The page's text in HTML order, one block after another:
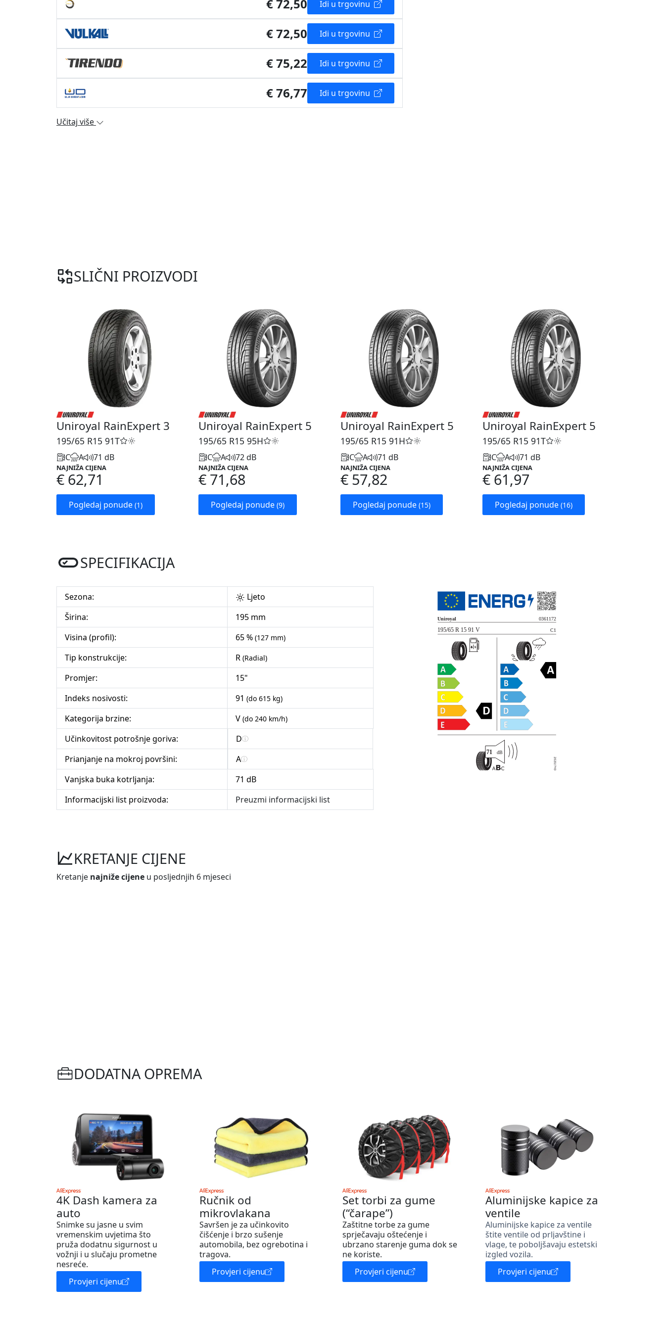
€ 72,50 Idi u trgovinu
€ 72,50 Idi u trgovinu
€ 75,22 Idi u trgovinu
€ 76,77 Idi u trgovinu
Učitaj više
SLIČNI PROIZVODI
Uniroyal RainExpert 3
195/65 R15 91T
C A 71 dB
NAJNIŽA CIJENA
€ 62,71
Pogledaj ponude (1)
Uniroyal RainExpert 5
195/65 R15 95H
C A 72 dB
NAJNIŽA CIJENA
€ 71,68
Pogledaj ponude (9)
Uniroyal RainExpert 5
195/65 R15 91H
C A 71 dB
NAJNIŽA CIJENA
€ 57,82
Pogledaj ponude (15)
Uniroyal RainExpert 5
195/65 R15 91T
C A 71 dB
NAJNIŽA CIJENA
€ 61,97
Pogledaj ponude (16)
SPECIFIKACIJA
Sezona:
Ljeto
Širina:
195 mm
Visina (profil):
65 % (127 mm)
Tip konstrukcije: R (Radial)
Promjer:
15"
Indeks nosivosti:
91 (do 615 kg)
Kategorija brzine: V (do 240 km/h)
Učinkovitost potrošnje goriva:
D
Prianjanje na mokroj površini:
A
Vanjska buka kotrljanja:
71 dB
Informacijski list proizvoda:
Preuzmi informacijski list
KRETANJE CIJENE
Kretanje najniže cijene u posljednjih 6 mjeseci
DODATNA OPREMA
4K Dash kamera za
auto
Snimke su jasne u svim
vremenskim uvjetima što
pruža dodatnu sigurnost u
vožnji i u slučaju prometne
nesreće.
Provjeri cijenu
Ručnik od
mikrovlakana
Savršen je za učinkovito
čišćenje i brzo sušenje
automobila, bez ogrebotina i
tragova.
Provjeri cijenu
Set torbi za gume
(“čarape”)
Zaštitne torbe za gume
sprječavaju oštećenje i
ubrzano starenje guma dok se
ne koriste.
Provjeri cijenu
Aluminijske kapice za
ventile
Aluminijske kapice za ventile
štite ventile od prljavštine i
vlage, te poboljšavaju estetski
izgled vozila.
Provjeri cijenu